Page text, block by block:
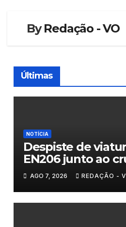
ByRedação - VO
Últimas
NOTÍCIA
Despiste de
EN206 junto ao
Fornos do Pinhal
AGO 7, 2026 REDAÇÃO -